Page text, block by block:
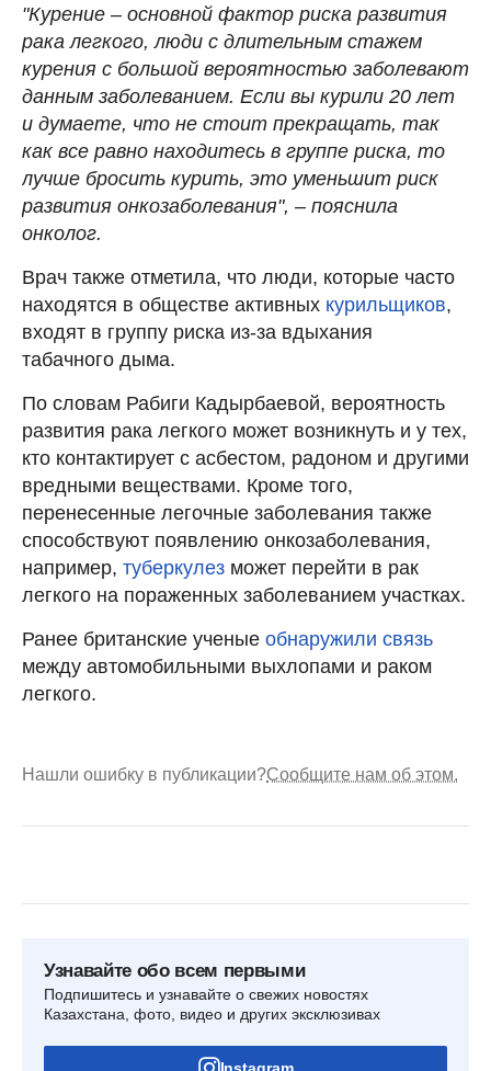
"Курение – основной фактор риска развития
рака легкого, люди с длительным стажем
курения с большой вероятностью заболевают
данным заболеванием. Если вы курили 20 лет
и думаете, что не стоит прекращать, так
как все равно находитесь в группе риска, то
лучше бросить курить, это уменьшит риск
развития онкозаболевания", – пояснила
онколог.
Врач также отметила, что люди, которые часто
находятся в обществе активных курильщиков,
входят в группу риска из-за вдыхания
табачного дыма.
По словам Рабиги Кадырбаевой, вероятность
развития рака легкого может возникнуть и у тех,
кто контактирует с асбестом, радоном и другими
вредными веществами. Кроме того,
перенесенные легочные заболевания также
способствуют появлению онкозаболевания,
например, туберкулез может перейти в рак
легкого на пораженных заболеванием участках.
Ранее британские ученые обнаружили связь
между автомобильными выхлопами и раком
легкого.
Нашли ошибку в публикации?Сообщите нам об этом.
Узнавайте обо всем первыми
Подпишитесь и узнавайте о свежих новостях
Казахстана, фото, видео и других эксклюзивах
Instagram